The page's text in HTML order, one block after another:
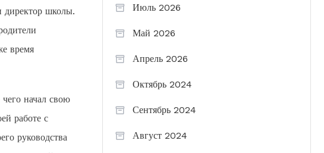
директор школы.
время
начал свою
работе с
руководства
Июль 2026
Май 2026
Апрель 2026
Октябрь 2024
Сентябрь 2024
Август 2024